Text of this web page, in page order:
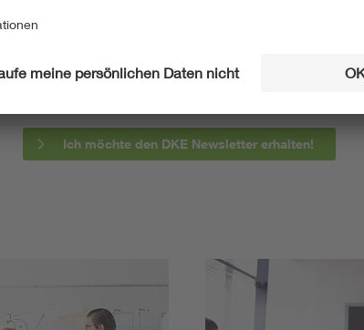
fassen wir die wichtigsten Entwicklungen in der
berichten wir über aktuelle Arbeitsergebnisse,
informieren wir Sie bereits frühzeitig über
Ich möchte den DKE Newsletter erhalten!